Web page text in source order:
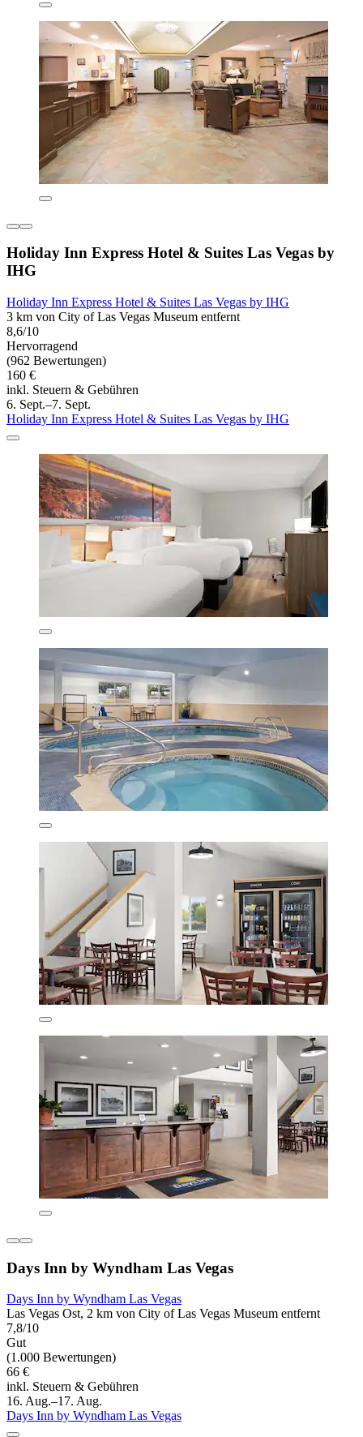
Holiday Inn Express Hotel & Suites Las Vegas by
IHG
Holiday Inn Express Hotel & Suites Las Vegas by IHG
3 km von City of Las Vegas Museum entfernt
8,6/10
Hervorragend
(962 Bewertungen)
160 €
inkl. Steuern & Gebühren
6. Sept.–7. Sept.
Holiday Inn Express Hotel & Suites Las Vegas by IHG
Days Inn by Wyndham Las Vegas
Days Inn by Wyndham Las Vegas
Las Vegas Ost, 2 km von City of Las Vegas Museum entfernt
7,8/10
Gut
(1.000 Bewertungen)
66 €
inkl. Steuern & Gebühren
16. Aug.–17. Aug.
Days Inn by Wyndham Las Vegas